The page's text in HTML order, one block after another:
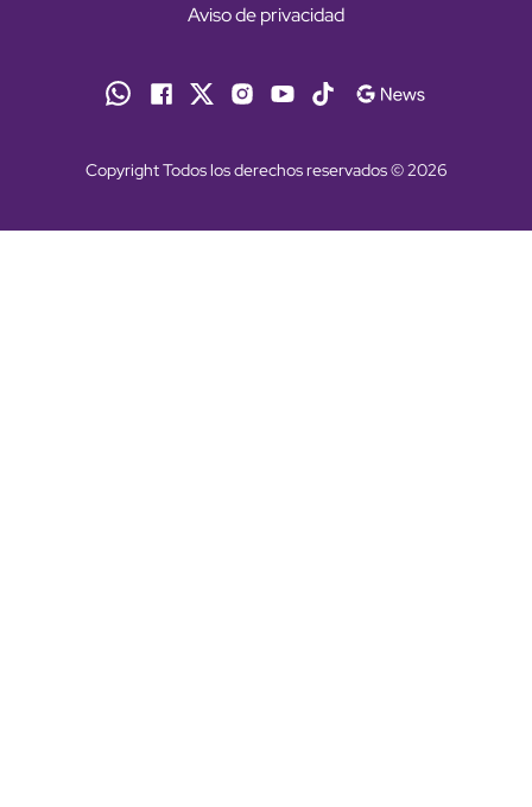
Aviso de privacidad
Copyright Todos los derechos reservados © 2026